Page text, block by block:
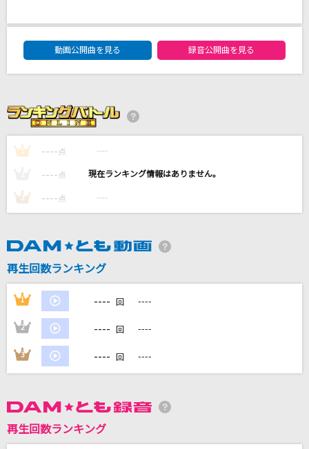
オールセーブチャレンジ
KANA-BOON
火種
キタニタツヤ
ダーリン
Mrs. GREEN APPLE
カラオケ最新情報をチェック！
DAM★ともボーカルエントリーランキング
動画公開曲を見る
録音公開曲を見る
1 ---- 点 ----
---- 点 ----
3 ---- 点 ----
再生回数ランキング
1 ---- 回 ----
2 ---- 回 ----
3 ---- 回 ----
再生回数ランキング